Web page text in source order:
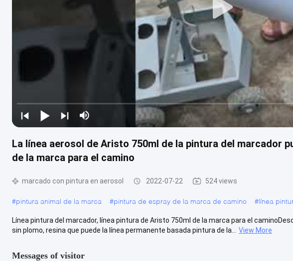
La línea aerosol de Aristo 750ml de la pintura del marcador
de la marca para el camino
marcado con pintura en aerosol 2022-07-22 524 views
#pintura animal de la marca #pintura de espray de la marca de camino #línea
Línea pintura del marcador, línea pintura de Aristo 750ml de la marca para el
sin plomo, resina que puede la línea permanente basada pintura de la...
View More
Messages of visitor